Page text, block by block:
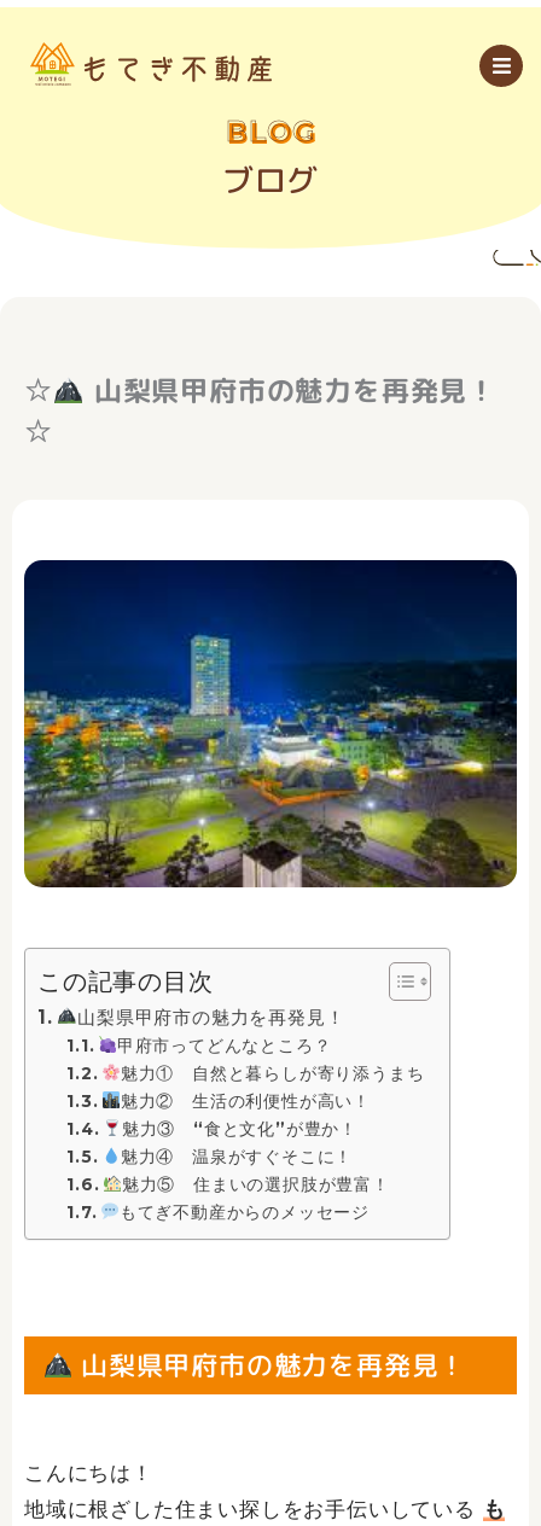
内
BLOG
ブログ
☆
山梨県甲府市の魅力を再発見！
☆
この記事の目次
山梨県甲府市の魅力を再発見！
甲府市ってどんなところ？
魅力① 自然と暮らしが寄り添うまち
魅力② 生活の利便性が高い！
魅力③ “食と文化”が豊か！
魅力④ 温泉がすぐそこに！
魅力⑤ 住まいの選択肢が豊富！
もてぎ不動産からのメッセージ
山梨県甲府市の魅力を再発見！
こんにちは！
地域に根ざした住まい探しをお手伝いしている も